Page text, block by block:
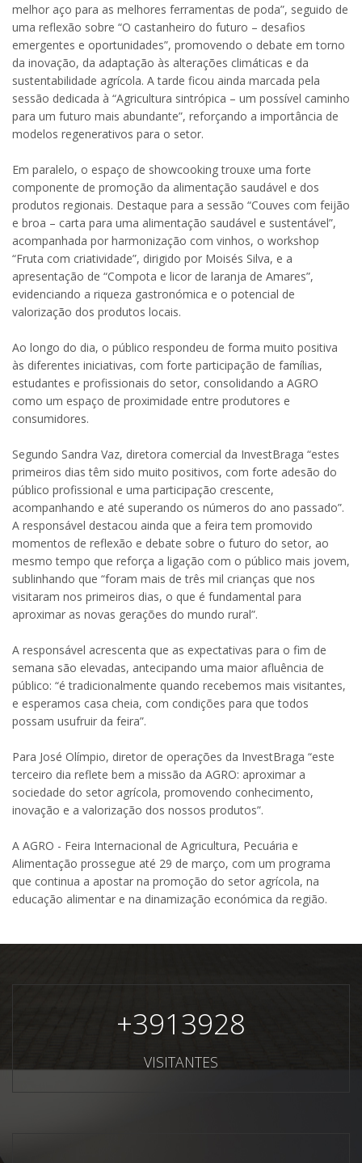
melhor aço para as melhores ferramentas de poda”, seguido de
uma reflexão sobre “O castanheiro do futuro – desafios
emergentes e oportunidades”, promovendo o debate em torno
da inovação, da adaptação às alterações climáticas e da
sustentabilidade agrícola. A tarde ficou ainda marcada pela
sessão dedicada à “Agricultura sintrópica – um possível caminho
para um futuro mais abundante”, reforçando a importância de
modelos regenerativos para o setor.
Em paralelo, o espaço de showcooking trouxe uma forte
componente de promoção da alimentação saudável e dos
produtos regionais. Destaque para a sessão “Couves com feijão
e broa – carta para uma alimentação saudável e sustentável”,
acompanhada por harmonização com vinhos, o workshop
“Fruta com criatividade”, dirigido por Moisés Silva, e a
apresentação de “Compota e licor de laranja de Amares”,
evidenciando a riqueza gastronómica e o potencial de
valorização dos produtos locais.
Ao longo do dia, o público respondeu de forma muito positiva
às diferentes iniciativas, com forte participação de famílias,
estudantes e profissionais do setor, consolidando a AGRO
como um espaço de proximidade entre produtores e
consumidores.
Segundo Sandra Vaz, diretora comercial da InvestBraga “estes
primeiros dias têm sido muito positivos, com forte adesão do
público profissional e uma participação crescente,
acompanhando e até superando os números do ano passado”.
A responsável destacou ainda que a feira tem promovido
momentos de reflexão e debate sobre o futuro do setor, ao
mesmo tempo que reforça a ligação com o público mais jovem,
sublinhando que “foram mais de três mil crianças que nos
visitaram nos primeiros dias, o que é fundamental para
aproximar as novas gerações do mundo rural”.
A responsável acrescenta que as expectativas para o fim de
semana são elevadas, antecipando uma maior afluência de
público: “é tradicionalmente quando recebemos mais visitantes,
e esperamos casa cheia, com condições para que todos
possam usufruir da feira”.
Para José Olímpio, diretor de operações da InvestBraga “este
terceiro dia reflete bem a missão da AGRO: aproximar a
sociedade do setor agrícola, promovendo conhecimento,
inovação e a valorização dos nossos produtos”.
A AGRO - Feira Internacional de Agricultura, Pecuária e
Alimentação prossegue até 29 de março, com um programa
que continua a apostar na promoção do setor agrícola, na
educação alimentar e na dinamização económica da região.
+3913928
VISITANTES